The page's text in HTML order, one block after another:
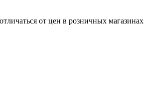
от цен в розничных магазинах